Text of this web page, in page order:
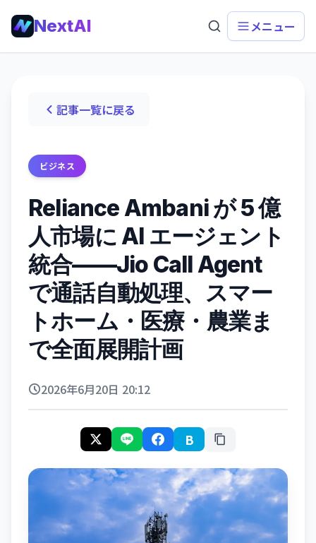
NextAI メニュー
記事一覧に戻る
ビジネス
Reliance Ambani が 5 億
人市場に AI エージェント
統合——Jio Call Agent
で通話自動処理、スマー
トホーム・医療・農業ま
で全面展開計画
2026年6月20日 20:12
B